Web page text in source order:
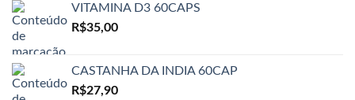
VITAMINA D3 60CAPS
R$35,00
CASTANHA DA INDIA 60CAP
R$27,90